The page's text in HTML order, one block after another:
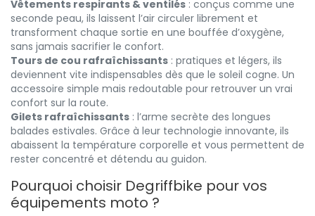
Vêtements respirants & ventilés : conçus comme une
seconde peau, ils laissent l’air circuler librement et
transforment chaque sortie en une bouffée d’oxygène,
sans jamais sacrifier le confort.
Tours de cou rafraîchissants : pratiques et légers, ils
deviennent vite indispensables dès que le soleil cogne. Un
accessoire simple mais redoutable pour retrouver un vrai
confort sur la route.
Gilets rafraîchissants : l’arme secrète des longues
balades estivales. Grâce à leur technologie innovante, ils
abaissent la température corporelle et vous permettent de
rester concentré et détendu au guidon.
Pourquoi choisir Degriffbike pour vos
équipements moto ?